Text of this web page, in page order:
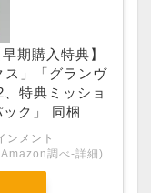
期購入特典】
ス」「グランヴ
特典ミッショ
ク」 同梱
ンメント
調べ-詳細)